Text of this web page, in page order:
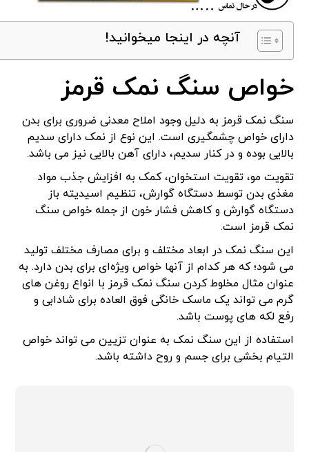
آنچه در اینجا میخوانید!
خواص سنگ نمک قرمز
سنگ نمک قرمز به دلیل وجود املاح معدنی ضروری برای بدن
دارای خواص چشمگیری است. این نوع از نمک دارای سدیم
بالایی بوده و در کنار سدیم، دارای آهن بالایی نیز می باشد.
تقویت مو، تقویت استخوان، کمک به افزایش جذب مواد
مغذی بدن توسط دستگاه گوارش، تنظیم اسیدیته باز
دستگاه گوارش و کاهش فشار خون از جمله خواص سنگ
نمک قرمز است.
این سنگ نمک در ابعاد مختلف و برای مصارف مختلف تولید
می شود؛ که هر کدام از آنها خواص ویژه‌ای برای بدن دارد. به
عنوان مثال مخلوط کردن سنگ نمک قرمز با انواع روغن های
گرم می تواند یک ماسک خانگی فوق العاده برای شادابی و
رفع لکه های پوست باشد.
استفاده از این سنگ نمک به عنوان تزیین می تواند خواص
التیام بخشی برای جسم و روح داشته باشد.